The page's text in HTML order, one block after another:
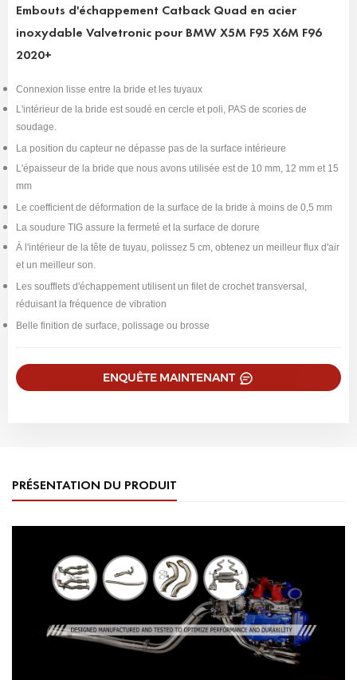
Embouts d'échappement Catback Quad en acier
inoxydable Valvetronic pour BMW X5M F95 X6M F96
2020+
Connexion lisse entre la bride et les tuyaux
L'intérieur de la bride est soudé en cercle et poli, PAS de scories de
soudage.
La position du capteur ne dépasse pas de la surface intérieure
L'épaisseur de la bride que nous avons utilisée est de 10 mm, 12 mm et 15
mm
Le coefficient de déformation de la surface de la bride à moins de 0,5 mm
La soudure TIG assure la fermeté et la surface de dorure
À l'intérieur de la tête de tuyau, polissez 5 cm, obtenez un meilleur flux d'air
et un meilleur son.
Les soufflets d'échappement utilisent un filet de crochet transversal,
réduisant la fréquence de vibration
Belle finition de surface, polissage ou brosse
ENQUÊTE MAINTENANT
PRÉSENTATION DU PRODUIT